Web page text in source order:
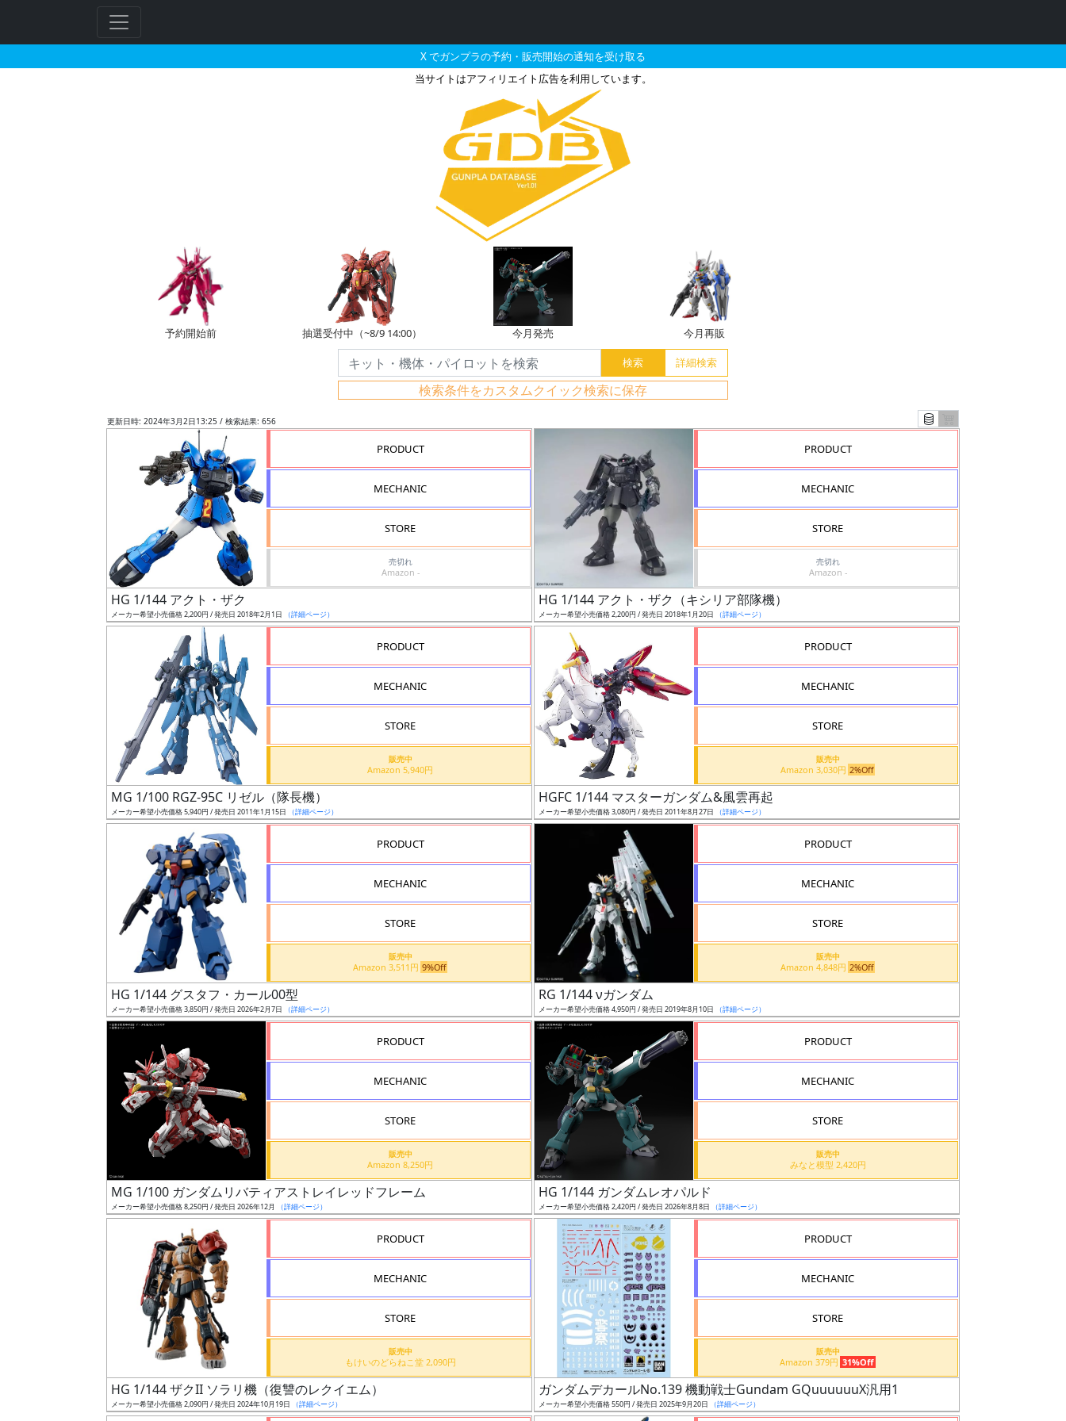
X でガンプラの予約・販売開始の通知を受け取る
当サイトはアフィリエイト広告を利用しています。
HG 1/144 アクト・ザクとそれに関連するガンプラの販売・再販・予約情
予約開始前 抽選受付中（~8/9 14:00） 今月発売 今月再販
検索条件をカスタムクイック検索に保存
更新日時: 2024年3月2日13:25 / 検索結果: 656
PRODUCT
MECHANIC
STORE
売切れ
Amazon -
HG 1/144 アクト・ザク
メーカー希望小売価格 2,200円 / 発売日 2018年2月1日 （詳細ページ）
PRODUCT
MECHANIC
STORE
売切れ
Amazon -
HG 1/144 アクト・ザク（キシリア部隊機）
メーカー希望小売価格 2,200円 / 発売日 2018年1月20日 （詳細ページ）
PRODUCT
MECHANIC
STORE
販売中
Amazon 5,940円
MG 1/100 RGZ-95C リゼル（隊長機）
メーカー希望小売価格 5,940円 / 発売日 2011年1月15日 （詳細ページ）
PRODUCT
MECHANIC
STORE
販売中
Amazon 3,030円 2%Off
HGFC 1/144 マスターガンダム&風雲再起
メーカー希望小売価格 3,080円 / 発売日 2011年8月27日 （詳細ページ）
PRODUCT
MECHANIC
STORE
販売中
Amazon 3,511円 9%Off
HG 1/144 グスタフ・カール00型
メーカー希望小売価格 3,850円 / 発売日 2026年2月7日 （詳細ページ）
PRODUCT
MECHANIC
STORE
販売中
Amazon 4,848円 2%Off
RG 1/144 νガンダム
メーカー希望小売価格 4,950円 / 発売日 2019年8月10日 （詳細ページ）
PRODUCT
MECHANIC
STORE
販売中
Amazon 8,250円
MG 1/100 ガンダムリバティアストレイレッドフレーム
メーカー希望小売価格 8,250円 / 発売日 2026年12月 （詳細ページ）
PRODUCT
MECHANIC
STORE
販売中
みなと模型 2,420円
HG 1/144 ガンダムレオパルド
メーカー希望小売価格 2,420円 / 発売日 2026年8月8日 （詳細ページ）
PRODUCT
MECHANIC
STORE
販売中
もけいのどらねこ堂 2,090円
HG 1/144 ザクII ソラリ機（復讐のレクイエム）
メーカー希望小売価格 2,090円 / 発売日 2024年10月19日 （詳細ページ）
PRODUCT
MECHANIC
STORE
販売中
Amazon 379円 31%Off
ガンダムデカールNo.139 機動戦士Gundam GQuuuuuuX汎用1
メーカー希望小売価格 550円 / 発売日 2025年9月20日 （詳細ページ）